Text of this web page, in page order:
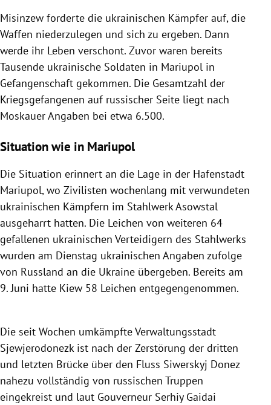
Misinzew forderte die ukrainischen Kämpfer auf, die
Waffen niederzulegen und sich zu ergeben. Dann
werde ihr Leben verschont. Zuvor waren bereits
Tausende ukrainische Soldaten in Mariupol in
Gefangenschaft gekommen. Die Gesamtzahl der
Kriegsgefangenen auf russischer Seite liegt nach
Moskauer Angaben bei etwa 6.500.
Situation wie in Mariupol
Die Situation erinnert an die Lage in der Hafenstadt
Mariupol, wo Zivilisten wochenlang mit verwundeten
ukrainischen Kämpfern im Stahlwerk Asowstal
ausgeharrt hatten. Die Leichen von weiteren 64
gefallenen ukrainischen Verteidigern des Stahlwerks
wurden am Dienstag ukrainischen Angaben zufolge
von Russland an die Ukraine übergeben. Bereits am
9. Juni hatte Kiew 58 Leichen entgegengenommen.
Die seit Wochen umkämpfte Verwaltungsstadt
Sjewjerodonezk ist nach der Zerstörung der dritten
und letzten Brücke über den Fluss Siwerskyj Donez
nahezu vollständig von russischen Truppen
eingekreist und laut Gouverneur Serhiy Gaidai